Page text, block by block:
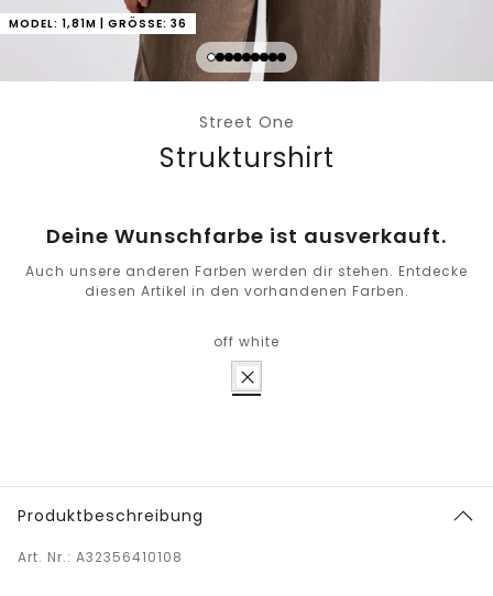
MODEL: 1,81M | GRÖSSE: 36
Street One
Strukturshirt
Deine Wunschfarbe ist ausverkauft.
Auch unsere anderen Farben werden dir stehen. Entdecke
diesen Artikel in den vorhandenen Farben.
off white
Produktbeschreibung
Art. Nr.: A32356410108